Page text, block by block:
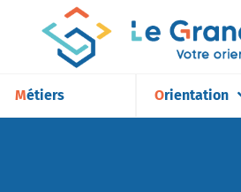
Métiers Orientation